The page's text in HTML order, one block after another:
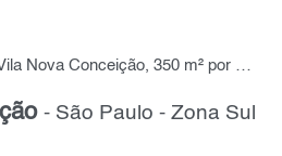
Sala Comercial à Venda, Vila Nova Conceição, 350 m² por R$ 3.800.000,00
- São Paulo - Zona Sul